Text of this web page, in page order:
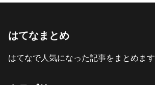
はてなまとめ
はてなで人気になった記事をまとめます